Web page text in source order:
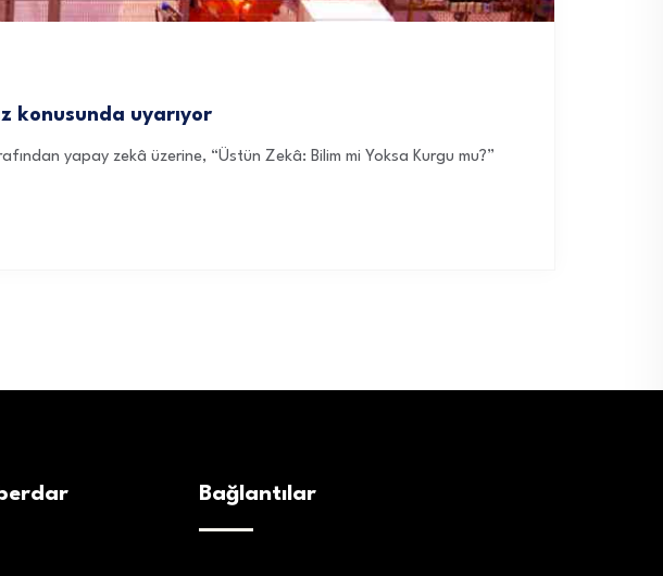
konusunda uyarıyor
yapay zekâ üzerine, “Üstün Zekâ: Bilim mi Yoksa Kurgu mu?”
Bağlantılar